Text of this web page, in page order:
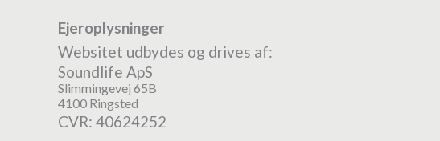
Ejeroplysninger
Websitet udbydes og drives af:
Soundlife ApS
Slimmingevej 65B
4100 Ringsted
CVR: 40624252